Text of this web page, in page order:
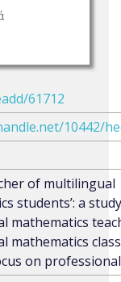
61712
10442/
of multilingual
students’: a
mathematics
mathematics
on